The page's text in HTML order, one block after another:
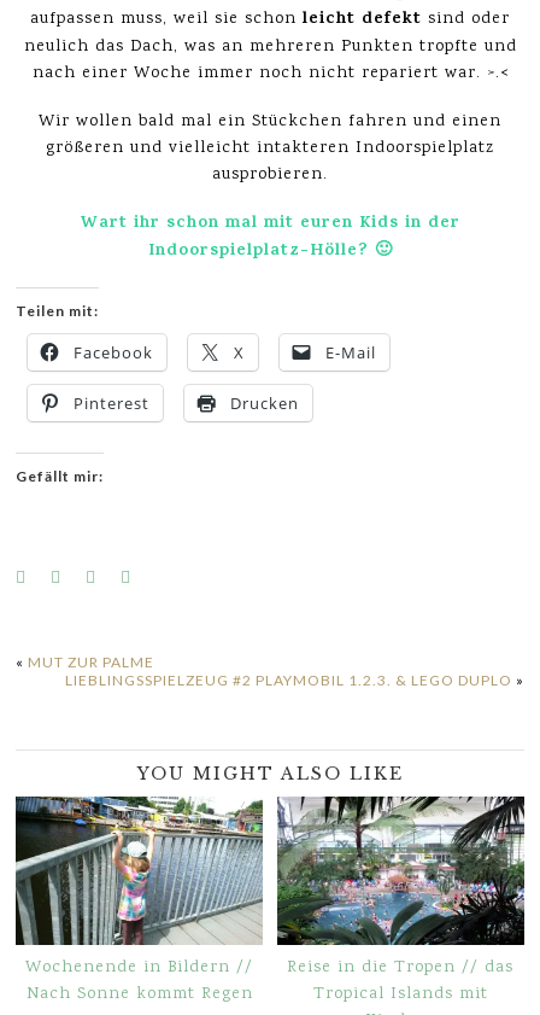
aufpassen muss, weil sie schon leicht defekt sind oder
neulich das Dach, was an mehreren Punkten tropfte und
nach einer Woche immer noch nicht repariert war. >.<
Wir wollen bald mal ein Stückchen fahren und einen
größeren und vielleicht intakteren Indoorspielplatz
ausprobieren.
Wart ihr schon mal mit euren Kids in der
Indoorspielplatz-Hölle? 🙂
Teilen mit:
Facebook X E-Mail
Pinterest Drucken
Gefällt mir:
« MUT ZUR PALME
LIEBLINGSSPIELZEUG #2 PLAYMOBIL 1.2.3. & LEGO DUPLO »
YOU MIGHT ALSO LIKE
Wochenende in Bildern //
Nach Sonne kommt Regen
Reise in die Tropen // das
Tropical Islands mit